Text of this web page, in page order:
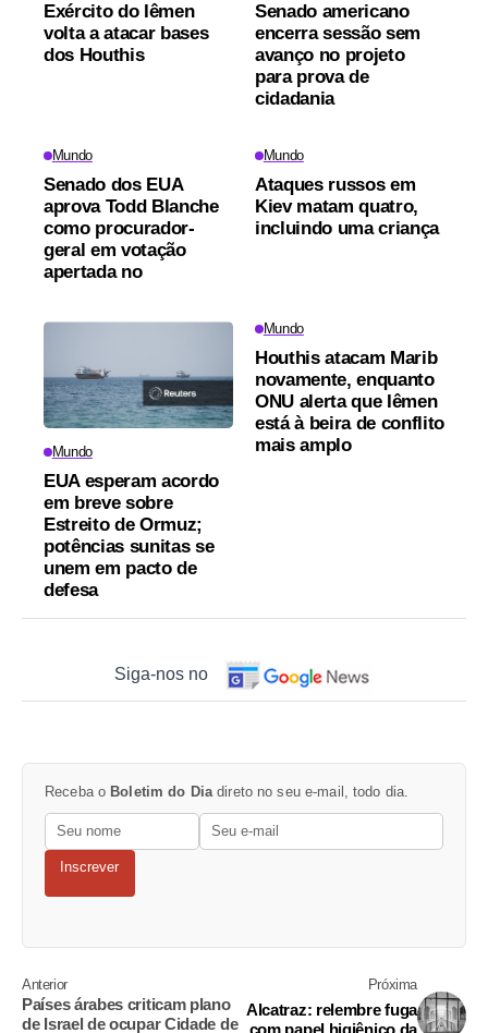
Exército do Iêmen
volta a atacar bases
dos Houthis
Senado americano
encerra sessão sem
avanço no projeto
para prova de
cidadania
Mundo
Senado dos EUA
aprova Todd Blanche
como procurador-
geral em votação
apertada no
Mundo
Ataques russos em
Kiev matam quatro,
incluindo uma criança
Mundo
EUA esperam acordo
em breve sobre
Estreito de Ormuz;
potências sunitas se
unem em pacto de
defesa
Mundo
Houthis atacam Marib
novamente, enquanto
ONU alerta que Iêmen
está à beira de conflito
mais amplo
Siga-nos no
Receba o Boletim do Diadireto no seu e-mail, todo dia.
Inscrever
Anterior
Países árabes criticam plano
de Israel de ocupar Cidade de
Próxima
Alcatraz: relembre fuga
com papel higiênico da